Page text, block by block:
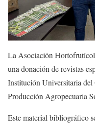
La Asociación
una donación de revistas
Institución Universitaria del
Producción Agropecuaria
Este material bibliográfico